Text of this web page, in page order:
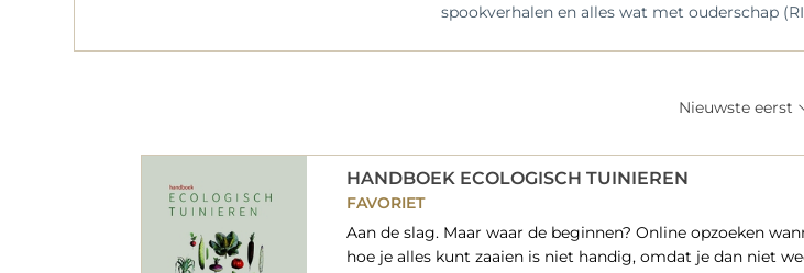
spookverhalen en alles wat met ouderschap
Nieuwste eerst
HANDBOEK ECOLOGISCH TUINIEREN
FAVORIET
Aan de slag. Maar waar de beginnen? Online opzoeken
hoe je alles kunt zaaien is niet handig, omdat je dan niet